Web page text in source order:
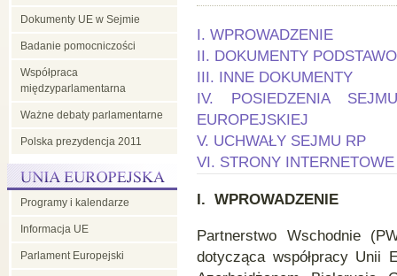
Dokumenty UE w Sejmie
Badanie pomocniczości
Współpraca
międzyparlamentarna
Ważne debaty parlamentarne
Polska prezydencja 2011
Programy i kalendarze
Informacja UE
Parlament Europejski
I. WPROWADZENIE
II. DOKUMENTY
III. INNE DOKUMENTY
IV. POSIEDZENIA
EUROPEJSKIEJ
V. UCHWAŁY SEJMU RP
VI. STRONY INTERNETOWE
I. WPROWADZENIE
Partnerstwo Wschodnie
dotycząca współpracy Unii